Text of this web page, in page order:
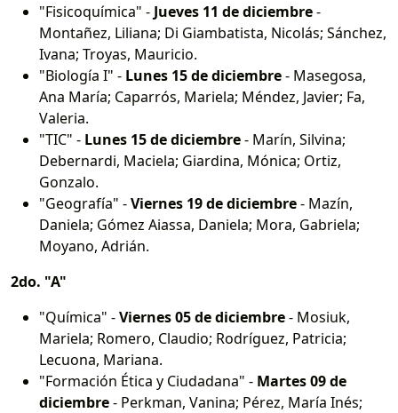
"Fisicoquímica" - Jueves 11 de diciembre-
Montañez, Liliana; Di Giambatista, Nicolás; Sánchez,
Ivana; Troyas, Mauricio.
"Biología I" - Lunes 15 de diciembre- Masegosa,
Ana María; Caparrós, Mariela; Méndez, Javier; Fa,
Valeria.
"TIC" - Lunes 15 de diciembre- Marín, Silvina;
Debernardi, Maciela; Giardina, Mónica; Ortiz,
Gonzalo.
"Geografía" -Viernes 19 de diciembre- Mazín,
Daniela; Gómez Aiassa, Daniela; Mora, Gabriela;
Moyano, Adrián.
2do. "A"
"Química" -Viernes 05 de diciembre- Mosiuk,
Mariela; Romero, Claudio; Rodríguez, Patricia;
Lecuona, Mariana.
"Formación Ética y Ciudadana" - Martes 09 de
diciembre- Perkman, Vanina; Pérez, María Inés;